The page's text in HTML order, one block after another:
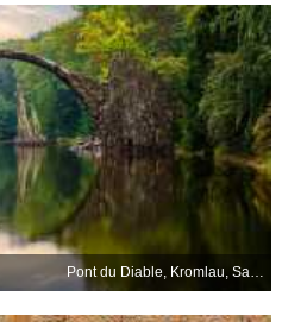
Pont du Diable, Kromlau, Saxe, Allemagne